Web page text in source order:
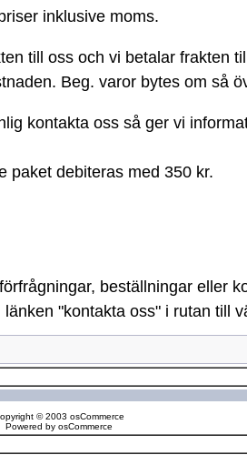
inklusive moms.
till oss och vi betalar frakten
Beg. varor bytes om så
kontakta oss så ger vi
paket debiteras med 350 kr.
beställningar eller
"kontakta oss" i rutan till
© 2003 osCommerce
Powered by osCommerce